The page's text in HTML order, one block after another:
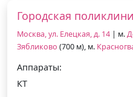
Городская
Москва, ул. Елецкая, д. 14 | м.
Зябликово (700 м), м.
Аппараты:
КТ